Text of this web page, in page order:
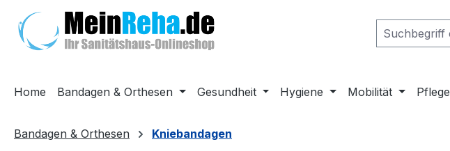
Hauptinhalt springen
Zur Suche springen
Zur Hauptnavigation springen
Home Bandagen & Orthesen Gesundheit Hygiene Mobilität Pflege
Bandagen & Orthesen Kniebandagen